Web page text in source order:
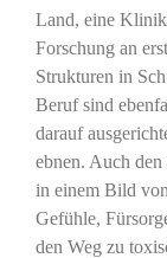
Land, eine Klinik
Forschung an
Strukturen in
Beruf sind
darauf
ebnen. Auch
in einem Bild
Gefühle,
den Weg zu